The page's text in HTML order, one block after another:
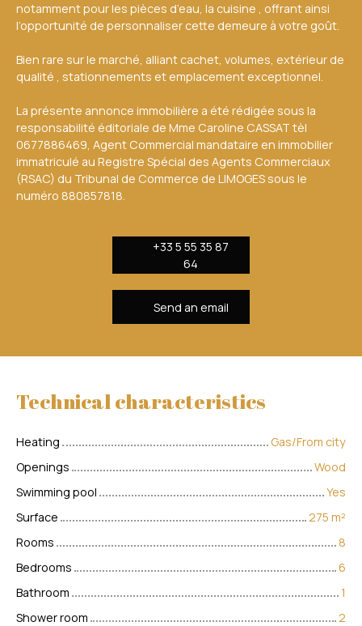
notamment pour les pièces d’eau, la cuisine , offrant ainsi
l’opportunité de personnaliser cette demeure à votre goût.
Bien rare sur le marché, alliant cachet, volumes, extérieur de
qualité , stationnements et emplacement exceptionnel.
La présente annonce immobilière a été rédigée sous la
responsabilité éditoriale de Mme Caroline CASSAT tèl
0677886469, Agent Commercial mandataire en immobilier
immatriculé au Registre Spécial des Agents Commerciaux
(RSAC) du Tribunal de Commerce de LIMOGES sous le
numéro 880857818.
+33 5 55 35 87
64
Send an email
Technical characteristics
Heating
Gas/From city
Openings
Wood
Swimming pool
Yes
Surface
275 m²
Rooms
8
Bedrooms
6
Bathroom
1
Shower room
2